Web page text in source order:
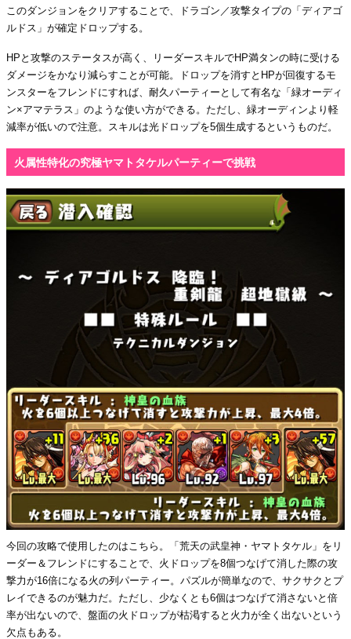
このダンジョンをクリアすることで、ドラゴン／攻撃タイプの「ディアゴ
ルドス」が確定ドロップする。
HPと攻撃のステータスが高く、リーダースキルでHP満タンの時に受ける
ダメージをかなり減らすことが可能。ドロップを消すとHPが回復するモ
ンスターをフレンドにすれば、耐久パーティーとして有名な「緑オーディ
ン×アマテラス」のような使い方ができる。ただし、緑オーディンより軽
減率が低いので注意。スキルは光ドロップを5個生成するというものだ。
火属性特化の究極ヤマトタケルパーティーで挑戦
今回の攻略で使用したのはこちら。「荒天の武皇神・ヤマトタケル」をリ
ーダー＆フレンドにすることで、火ドロップを8個つなげて消した際の攻
撃力が16倍になる火の列パーティー。パズルが簡単なので、サクサクとプ
レイできるのが魅力だ。ただし、少なくとも6個はつなげて消さないと倍
率が出ないので、盤面の火ドロップが枯渇すると火力が全く出ないという
欠点もある。